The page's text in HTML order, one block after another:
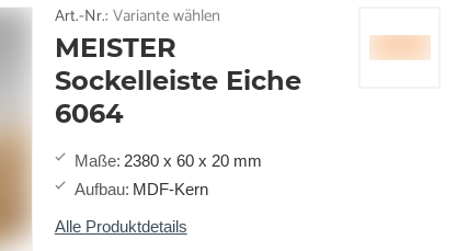
Art.-Nr.: Variante wählen
MEISTER
Sockelleiste Eiche
6064
Maße: 2380 x 60 x 20 mm
Aufbau: MDF-Kern
Alle Produktdetails